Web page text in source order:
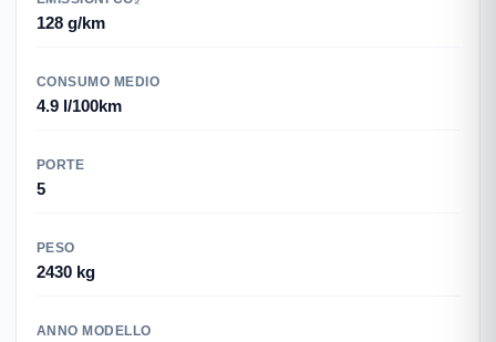
128 g/km
CONSUMO MEDIO
4.9 l/100km
PORTE
5
PESO
2430 kg
ANNO MODELLO